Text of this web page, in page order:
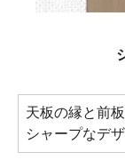
天板の縁と前
シャープなデ